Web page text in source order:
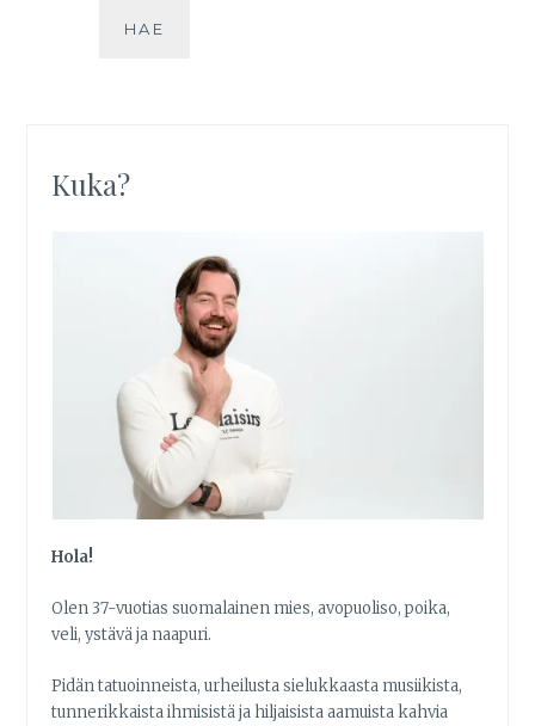
Kuka?
Hola!
Olen 37-vuotias suomalainen mies, avopuoliso, poika,
veli, ystävä ja naapuri.
Pidän tatuoinneista, urheilusta sielukkaasta musiikista,
tunnerikkaista ihmisistä ja hiljaisista aamuista kahvia